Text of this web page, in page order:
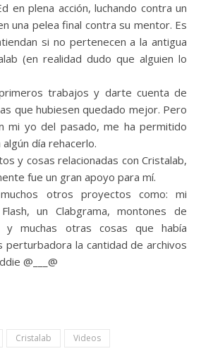
en plena acción, luchando contra un
una pelea final contra su mentor. Es
si no pertenecen a la antigua
(en realidad dudo que alguien lo
trabajos y darte cuenta de
que hubiesen quedado mejor. Pero
mi yo del pasado, me ha permitido
día rehacerlo.
y cosas relacionadas con Cristalab,
fue un gran apoyo para mí.
otros proyectos como: mi
un Clabgrama, montones de
y muchas otras cosas que había
perturbadora la cantidad de archivos
@___@
Cristalab Videos